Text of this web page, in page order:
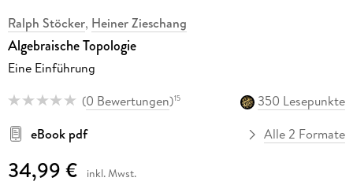
Ralph Stöcker, Heiner Zieschang
Algebraische Topologie
Eine Einführung
(0 Bewertungen)15
350 Lesepunkte
eBook pdf
Alle 2 Formate
34,99 € inkl. Mwst.